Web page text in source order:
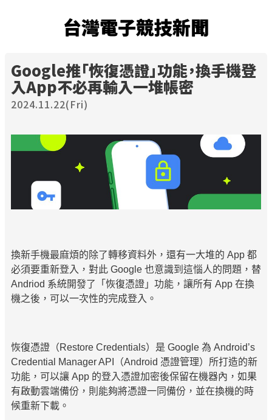
台灣電子競技新聞
Google推「恢復憑證」功能，換手機登
入App不必再輸入一堆帳密
2024.11.22(Fri)
換新手機最麻煩的除了轉移資料外，還有一大堆的 App 都
必須要重新登入，對此 Google 也意識到這惱人的問題，替
Andriod 系統開發了「恢復憑證」功能，讓所有 App 在換
機之後，可以一次性的完成登入。
恢復憑證（Restore Credentials）是 Google 為 Android’s
Credential Manager API（Android 憑證管理）所打造的新
功能，可以讓 App 的登入憑證加密後保留在機器內，如果
有啟動雲端備份，則能夠將憑證一同備份，並在換機的時
候重新下載。